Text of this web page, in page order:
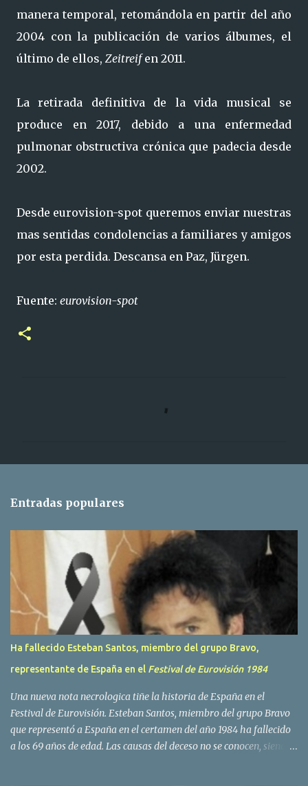
manera temporal, retomándola en partir del año
2004 con la publicación de varios álbumes, el
último de ellos, Zeitreifen 2011.
La retirada definitiva de la vida musical se
produce en 2017, debido a una enfermedad
pulmonar obstructiva crónica que padecia desde
2002.
Desde eurovision-spot queremos enviar nuestras
mas sentidas condolencias a familiares y amigos
por esta perdida. Descansa en Paz, Jürgen.
Fuente: eurovision-spot
r
s
Entradas populares
Ha fallecido Esteban Santos, miembro del grupo Bravo,
representante de España en el Festival de Eurovisión 1984
Una nueva nota necrologica tiñe la historia de España en el
Festival de Eurovisión. Esteban Santos, miembro del grupo Bravo
que representó a España en el certamen del año 1984 ha fallecido
a los 69 años de edad. Las causas del deceso no se conocen, siendo